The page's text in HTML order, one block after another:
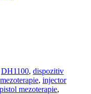
DH1100, dispozitiv
, injector
pistol mezoterapie,